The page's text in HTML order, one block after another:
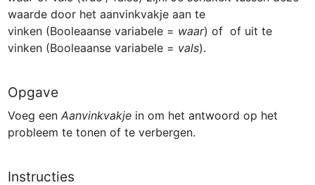
waarde door het aanvinkvakje aan te
vinken (Booleaanse variabele = waar) of  of uit te
vinken (Booleaanse variabele = vals).
Opgave
Voeg een Aanvinkvakje in om het antwoord op het
probleem te tonen of te verbergen.
Instructies